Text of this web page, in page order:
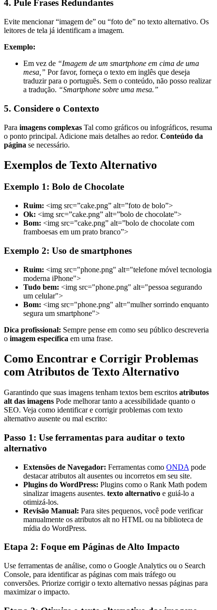
4. Pule Frases Redundantes
Evite mencionar “imagem de” ou “foto de” no texto alternativo. Os
leitores de tela já identificam a imagem.
Exemplo:
Em vez de “Imagem de um smartphone em cima de uma
mesa,” Por favor, forneça o texto em inglês que deseja
traduzir para o português. Sem o conteúdo, não posso realizar
a tradução. “Smartphone sobre uma mesa.”
5. Considere o Contexto
Para imagens complexas Tal como gráficos ou infográficos, resuma
o ponto principal. Adicione mais detalhes ao redor. Conteúdo da
página se necessário.
Exemplos de Texto Alternativo
Exemplo 1: Bolo de Chocolate
Ruim: <img src=”cake.png” alt=”foto de bolo”>
Ok: <img src=”cake.png” alt=”bolo de chocolate”>
Bom: <img src=”cake.png” alt=”bolo de chocolate com
framboesas em um prato branco”>
Exemplo 2: Uso de smartphones
Ruim: <img src="phone.png" alt="telefone móvel tecnologia
moderna iPhone">
Tudo bem: <img src="phone.png" alt="pessoa segurando
um celular">
Bom: <img src="phone.png" alt="mulher sorrindo enquanto
segura um smartphone">
Dica profissional: Sempre pense em como seu público descreveria
o imagem específica em uma frase.
Como Encontrar e Corrigir Problemas
com Atributos de Texto Alternativo
Garantindo que suas imagens tenham textos bem escritos atributos
alt das imagens Pode melhorar tanto a acessibilidade quanto o
SEO. Veja como identificar e corrigir problemas com texto
alternativo ausente ou mal escrito:
Passo 1: Use ferramentas para auditar o texto
alternativo
Extensões de Navegador: Ferramentas como ONDA pode
destacar atributos alt ausentes ou incorretos em seu site.
Plugins do WordPress: Plugins como o Rank Math podem
sinalizar imagens ausentes. texto alternativo e guiá-lo a
otimizá-los.
Revisão Manual: Para sites pequenos, você pode verificar
manualmente os atributos alt no HTML ou na biblioteca de
mídia do WordPress.
Etapa 2: Foque em Páginas de Alto Impacto
Use ferramentas de análise, como o Google Analytics ou o Search
Console, para identificar as páginas com mais tráfego ou
conversões. Priorize corrigir o texto alternativo nessas páginas para
maximizar o impacto.